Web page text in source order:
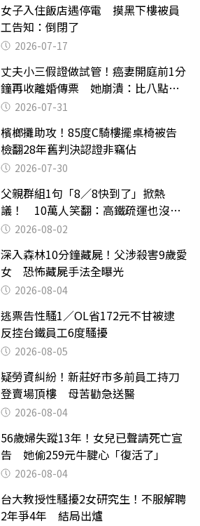
女子入住飯店遇停電 摸黑下樓被員
工告知：倒閉了
2026-07-17
丈夫小三假證做試管！癌妻開庭前1分
鐘再收離婚傳票 她崩潰：比八點檔
還扯2026-07-31
檳榔攤助攻！85度C騎樓擺桌椅被告
檢翻28年舊判決認證非竊佔
2026-07-30
父親群組1句「8／8快到了」掀熱
議！ 10萬人笑翻：高鐵疏運也沒列
父親節
2026-08-02
深入森林10分鐘藏屍！父涉殺害9歲愛
女 恐怖藏屍手法全曝光
2026-08-04
逃票告性騷1／OL省172元不甘被逮
反控台鐵員工6度騷擾
2026-08-05
疑勞資糾紛！新莊好市多前員工持刀
登賣場頂樓 母苦勸急送醫
2026-08-04
56歲婦失蹤13年！女兒已聲請死亡宣
告 她偷259元牛腱心「復活了」
2026-08-04
台大教授性騷擾2女研究生！不服解聘
2年爭4年 結局出爐